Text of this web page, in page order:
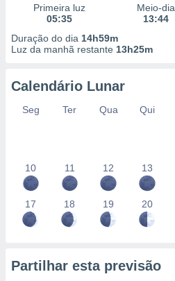
Primeira luz
05:35
Meio-dia
13:44
Duração do dia 14h59m
Luz da manhã restante 13h25m
Calendário Lunar
Seg Ter Qua Qui
10 11 12 13
17 18 19 20
Partilhar esta previsão